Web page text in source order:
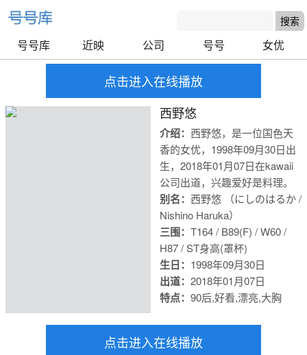
号号库 近映 公司 号号 女优
点击进入在线播放
西野悠
介绍： 西野悠，是一位国色天
香的女优，1998年09月30日出
生，2018年01月07日在kawaii
公司出道，兴趣爱好是料理。
别名： 西野悠 （にしのはるか /
Nishino Haruka）
三围： T164 / B89(F) / W60 /
H87 / ST身高(罩杯)
生日： 1998年09月30日
出道： 2018年01月07日
特点： 90后,好看,漂亮,大胸
点击进入在线播放